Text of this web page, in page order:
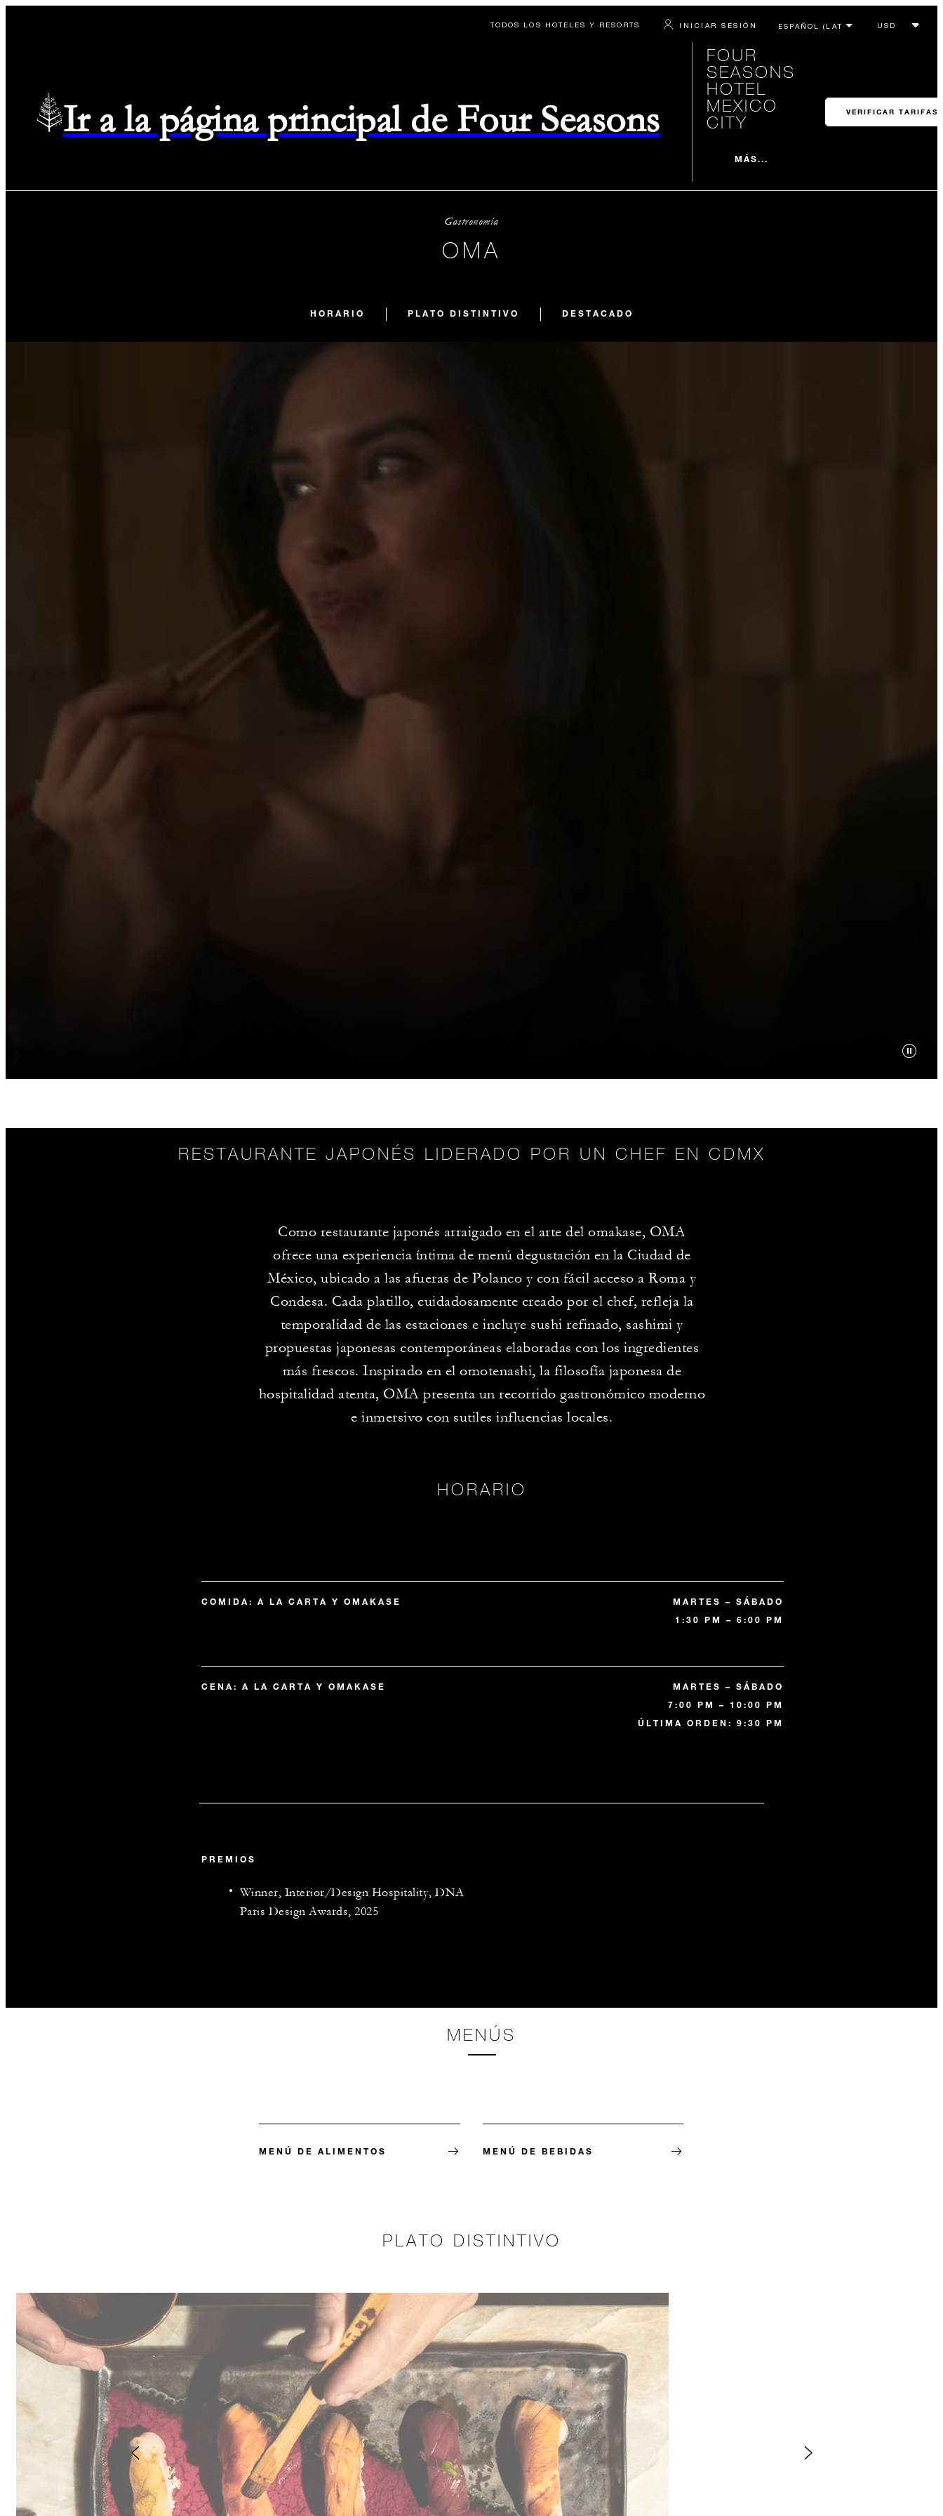
TODOS LOS HOTELES Y RESORTS INICIAR SESIÓN
Ir a la página principal de Four Seasons
FOUR
SEASONS
HOTEL
MEXICO
CITY
MÁS...
VERIFICAR TARIFAS
Gastronomía
OMA
HORARIO PLATO DISTINTIVO DESTACADO
RESTAURANTE JAPONÉS LIDERADO POR UN CHEF EN CDMX
Como restaurante japonés arraigado en el arte del omakase, OMA
ofrece una experiencia íntima de menú degustación en la Ciudad de
México, ubicado a las afueras de Polanco y con fácil acceso a Roma y
Condesa. Cada platillo, cuidadosamente creado por el chef, refleja la
temporalidad de las estaciones e incluye sushi refinado, sashimi y
propuestas japonesas contemporáneas elaboradas con los ingredientes
más frescos. Inspirado en el omotenashi, la filosofía japonesa de
hospitalidad atenta, OMA presenta un recorrido gastronómico moderno
e inmersivo con sutiles influencias locales.
HORARIO
COMIDA: A LA CARTA Y OMAKASE
MARTES – SÁBADO
1:30 PM – 6:00 PM
CENA: A LA CARTA Y OMAKASE
MARTES – SÁBADO
7:00 PM – 10:00 PM
ÚLTIMA ORDEN: 9:30 PM
PREMIOS
Winner, Interior/Design Hospitality, DNA
Paris Design Awards, 2025
MENÚS
MENÚ DE ALIMENTOS MENÚ DE BEBIDAS
PLATO DISTINTIVO